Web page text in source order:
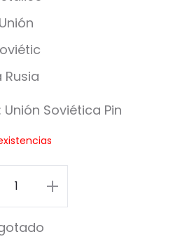
i
ó
n
v
é
t
Unión Soviética Pin